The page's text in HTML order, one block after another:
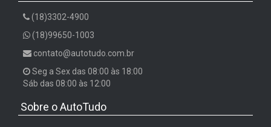
(18)3302-4900
(18)99650-1003
contato@autotudo.com.br
Seg a Sex das 08:00 às 18:00
Sáb das 08:00 às 12:00
Sobre o AutoTudo